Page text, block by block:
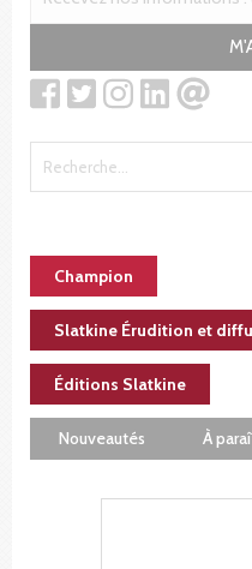
Champion
Slatkine Érudition et
Éditions Slatkine
Nouveautés À